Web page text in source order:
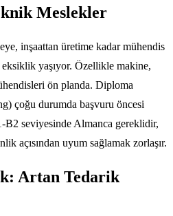
Meslekler
inşaattan üretime kadar mühendis
yaşıyor. Özellikle makine,
ön planda. Diploma
çoğu durumda başvuru öncesi
B2 seviyesinde Almanca gereklidir,
açısından uyum sağlamak zorlaşır.
Artan Tedarik